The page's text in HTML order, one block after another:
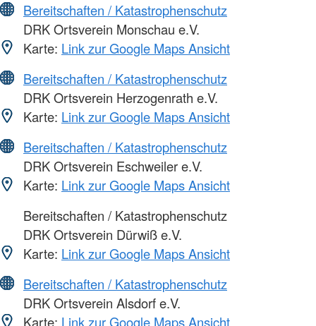
Bereitschaften / Katastrophenschutz
DRK Ortsverein Monschau e.V.
Karte: Link zur Google Maps Ansicht
Bereitschaften / Katastrophenschutz
DRK Ortsverein Herzogenrath e.V.
Karte: Link zur Google Maps Ansicht
Bereitschaften / Katastrophenschutz
DRK Ortsverein Eschweiler e.V.
Karte: Link zur Google Maps Ansicht
Bereitschaften / Katastrophenschutz
DRK Ortsverein Dürwiß e.V.
Karte: Link zur Google Maps Ansicht
Bereitschaften / Katastrophenschutz
DRK Ortsverein Alsdorf e.V.
Karte: Link zur Google Maps Ansicht